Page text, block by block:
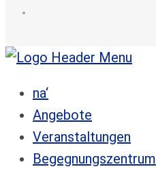
na‘
Angebote
Veranstaltungen
Begegnungszentrum